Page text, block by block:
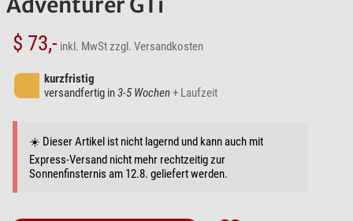
$ 73,- inkl. MwStzzgl. Versandkosten
kurzfristig
versandfertig in3-5 Wochen+ Laufzeit
☀️ Dieser Artikel ist nicht lagernd und kann auch mit
Express-Versand nicht mehr rechtzeitig zur
Sonnenfinsternis am 12.8. geliefert werden.